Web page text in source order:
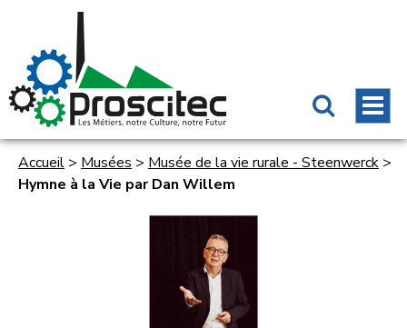
Accueil > Musées > Musée de la vie rurale - Steenwerck >
Hymne à la Vie par Dan Willem